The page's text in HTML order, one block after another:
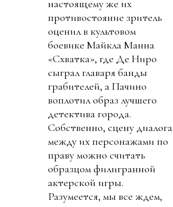
настоящему же их
противостояние зритель
оценил в культовом
боевике Майкла Манна
«Схватка», где Де Ниро
сыграл главаря банды
грабителей, а Пачино
воплотил образ лучшего
детектива города.
Собственно, сцену диалога
между их персонажами по
праву можно считать
образцом филигранной
актерской игры.
Разумеется, мы все ждем,